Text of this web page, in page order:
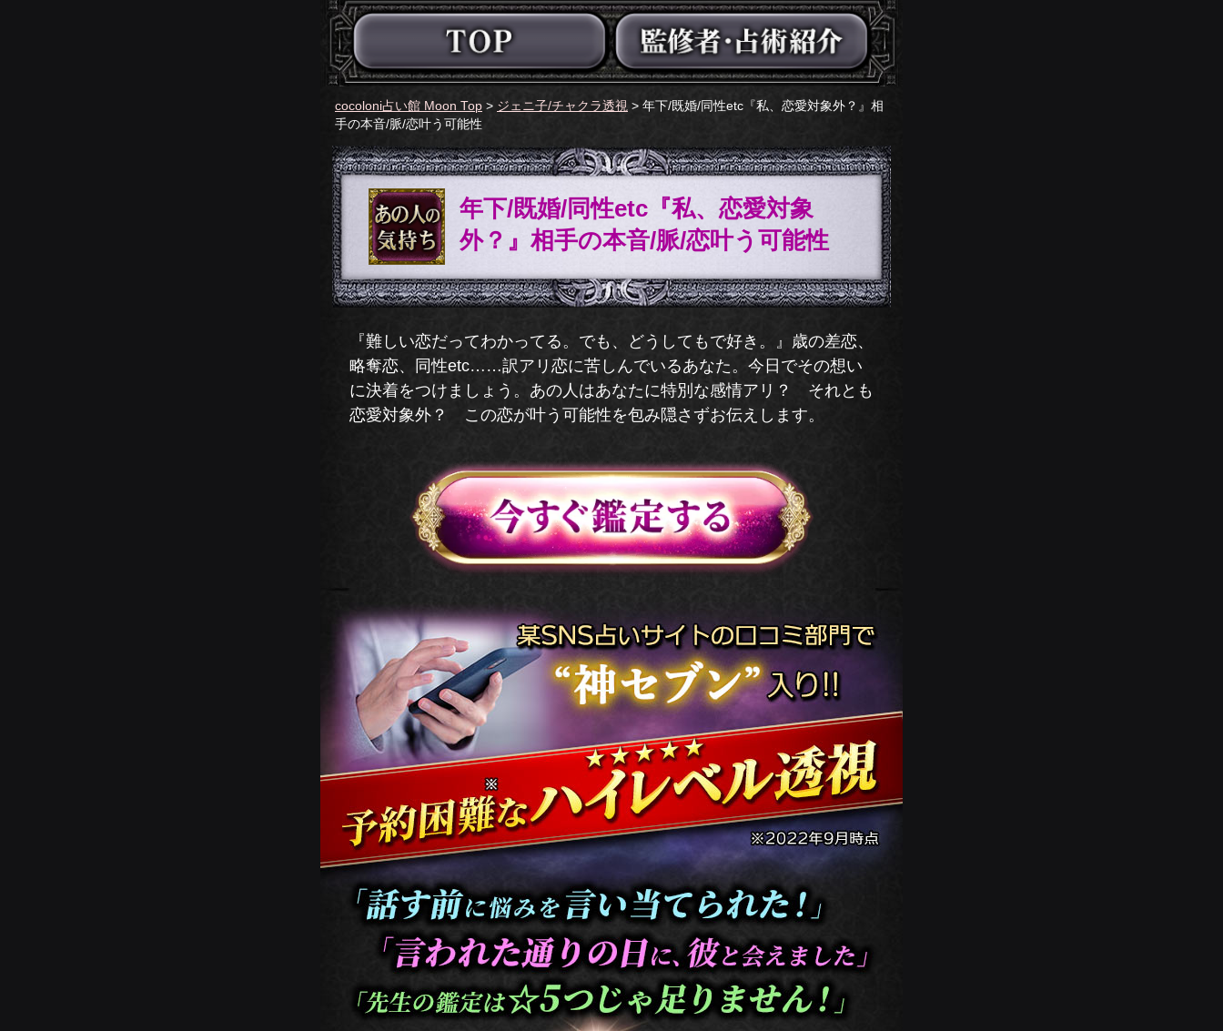
cocoloni占い館 Moon Top > ジェニ子/チャクラ透視 > 年下/既婚/同性etc『私、恋愛対象外？』相
手の本音/脈/恋叶う可能性
年下/既婚/同性etc『私、恋愛対象
外？』相手の本音/脈/恋叶う可能性
『難しい恋だってわかってる。でも、どうしてもで好き。』歳の差恋、
略奪恋、同性etc……訳アリ恋に苦しんでいるあなた。今日でその想い
に決着をつけましょう。あの人はあなたに特別な感情アリ？ それとも
恋愛対象外？ この恋が叶う可能性を包み隠さずお伝えします。